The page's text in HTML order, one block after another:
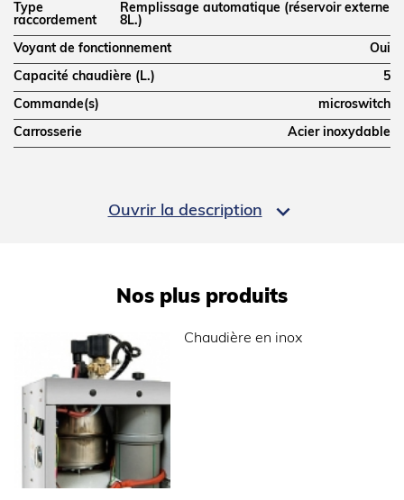
Ouvrir la description 
Type
raccordement
Remplissage automatique (réservoir externe
8L.)
Voyant de fonctionnement Oui
Capacité chaudière (L.) 5
Commande(s) microswitch
Carrosserie Acier inoxydable
Pression vapeur d'utilisation (bar)
Puissance pompe à eau (W)
Production vapeur (kg/h)
ÉQUIPEMENTS
Chaudière
Nos plus produits
Chaudière en inox